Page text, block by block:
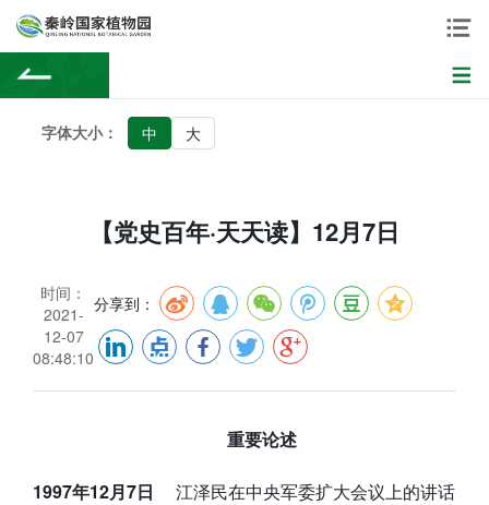
字体大小： 中 大
【党史百年·天天读】12月7日
时间：
2021-
12-07
08:48:10
分享到：
重要论述
1997年12月7日
江泽民在中央军委扩大会议上的讲话